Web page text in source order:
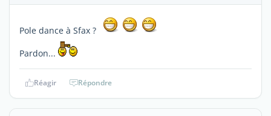
Pole dance à Sfax ?
Pardon...
Réagir Répondre